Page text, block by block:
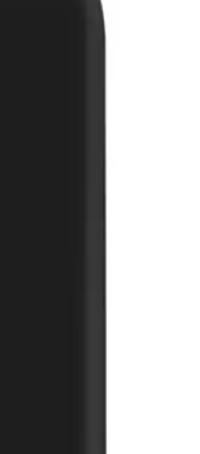
çeken temassız şarj
kolaylığı sağlar
ve Estetik
dayanıklı
ekranı tam korur,
temperli cam ve film